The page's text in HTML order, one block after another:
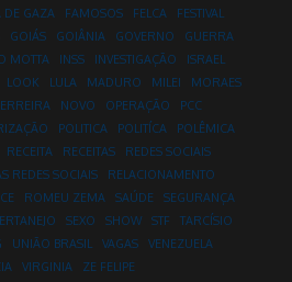
DE GAZA FAMOSOS FELCA
FESTIVAL
GOIÁS GOIÂNIA GOVERNO
GUERRA
MOTTA INSS INVESTIGAÇÃO
ISRAEL
LOOK LULA MADURO MILEI
MORAES
NOVO OPERAÇÃO
PCC
POLITICA POLITÍCA
POLÊMICA
RECEITA RECEITAS
REDES SOCIAIS
REDES SOCIAIS
RELACIONAMENTO
ROMEU ZEMA SAÚDE
SEGURANÇA
SEXO SHOW STF
TARCÍSIO
UNIÃO BRASIL VAGAS
VENEZUELA
VIRGINIA ZE FELIPE